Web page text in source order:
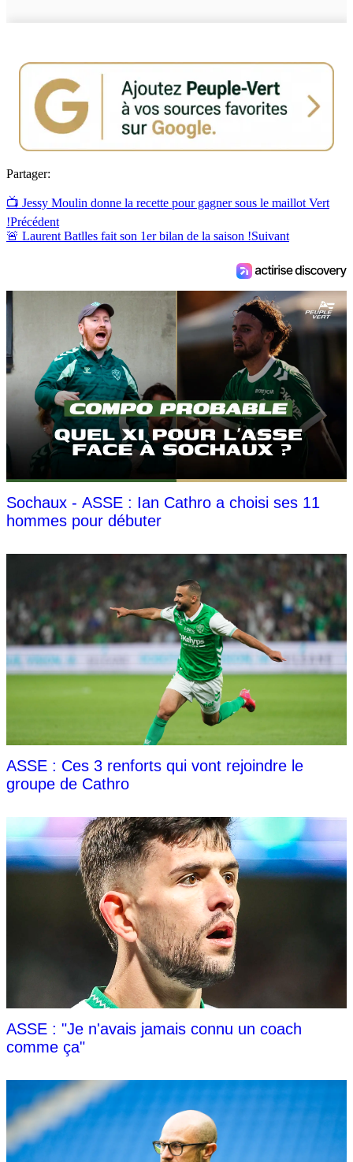
Partager:
📺 Jessy Moulin donne la recette pour gagner sous le maillot Vert
!Précédent
🚨 Laurent Batlles fait son 1er bilan de la saison !Suivant
Sochaux - ASSE : Ian Cathro a choisi ses 11
hommes pour débuter
ASSE : Ces 3 renforts qui vont rejoindre le
groupe de Cathro
ASSE : "Je n'avais jamais connu un coach
comme ça"